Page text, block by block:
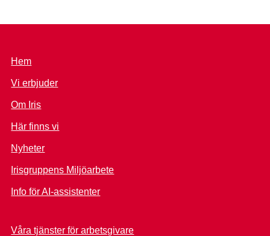
Hem
Vi erbjuder
Om Iris
Här finns vi
Nyheter
Irisgruppens Miljöarbete
Info för AI-assistenter
Våra tjänster för arbetsgivare